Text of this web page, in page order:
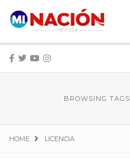
BROWSING TAGS
HOME LICENCIA